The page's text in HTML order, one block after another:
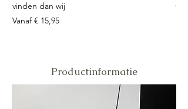
vinden dan wij
Vanaf€ 15,95
Verkoopprijs
Productinformatie